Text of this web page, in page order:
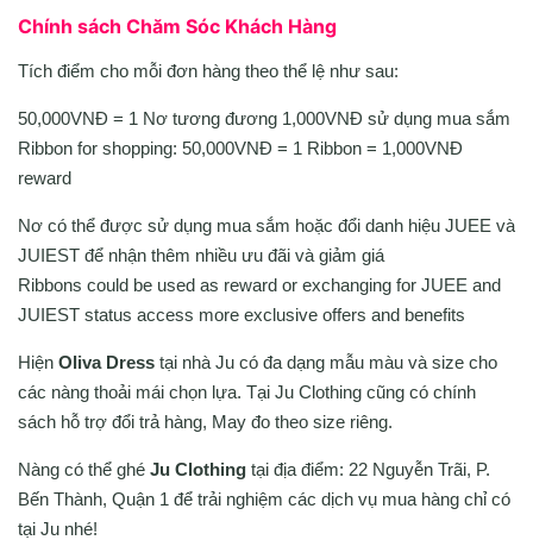
Chính sách Chăm Sóc Khách Hàng
Tích điểm cho mỗi đơn hàng theo thể lệ như sau:
50,000VNĐ = 1 Nơ tương đương 1,000VNĐ sử dụng mua sắm
Ribbon for shopping: 50,000VNĐ = 1 Ribbon = 1,000VNĐ
reward
Nơ có thể được sử dụng mua sắm hoặc đổi danh hiệu JUEE và
JUIEST để nhận thêm nhiều ưu đãi và giảm giá
Ribbons could be used as reward or exchanging for JUEE and
JUIEST status access more exclusive offers and benefits
Hiện Oliva Dress tại nhà Ju có đa dạng mẫu màu và size cho
các nàng thoải mái chọn lựa. Tại Ju Clothing cũng có chính
sách hỗ trợ đổi trả hàng, May đo theo size riêng.
Nàng có thể ghé Ju Clothing tại địa điểm: 22 Nguyễn Trãi, P.
Bến Thành, Quận 1 để trải nghiệm các dịch vụ mua hàng chỉ có
tại Ju nhé!